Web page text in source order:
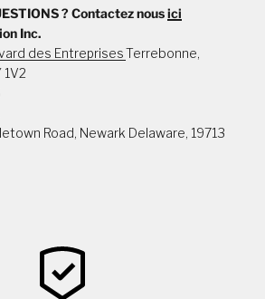
? Contactez nousici
Inc.
des EntreprisesTerrebonne,
1V2
Road, Newark Delaware, 19713